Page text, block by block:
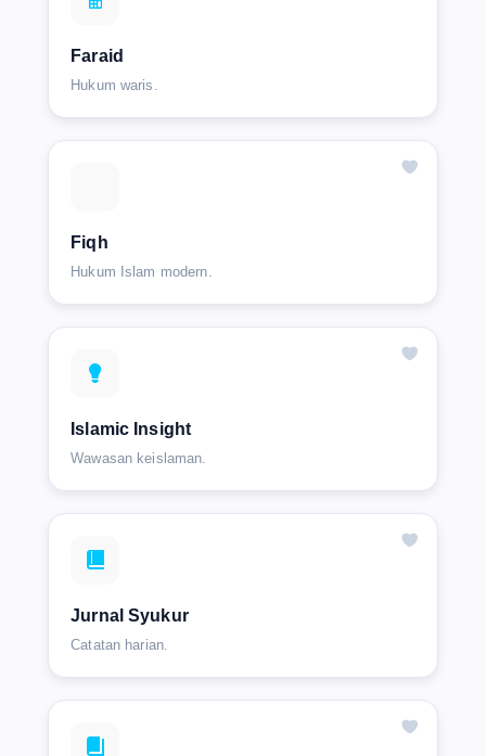
Faraid
Hukum waris.
Fiqh
Hukum Islam modern.
Islamic Insight
Wawasan keislaman.
Jurnal Syukur
Catatan harian.